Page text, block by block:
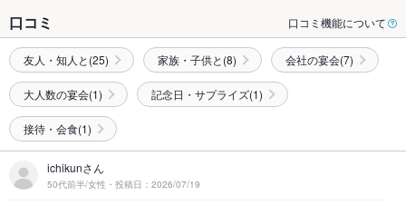
口コミ 口コミ機能について
友人・知人と(25) 家族・子供と(8) 会社の宴会(7)
大人数の宴会(1) 記念日・サプライズ(1)
接待・会食(1)
ichikunさん
50代前半/女性・投稿日：2026/07/19